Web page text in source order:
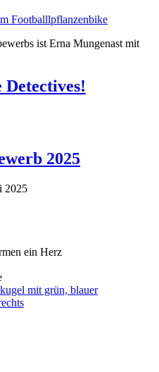
ist Erna Mungenast mit
2025
2025